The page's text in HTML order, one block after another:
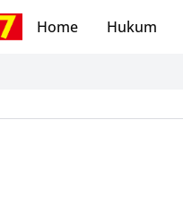
Home Hukum